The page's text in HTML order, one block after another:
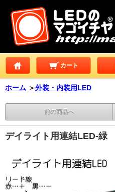
カート
ホーム ＞外装・内装用LED
前の商品へ
デイライト用連結LED-緑